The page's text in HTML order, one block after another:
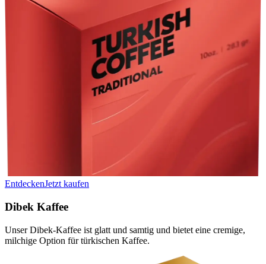
EntdeckenJetzt kaufen
Dibek Kaffee
Unser Dibek-Kaffee ist glatt und samtig und bietet eine cremige,
milchige Option für türkischen Kaffee.